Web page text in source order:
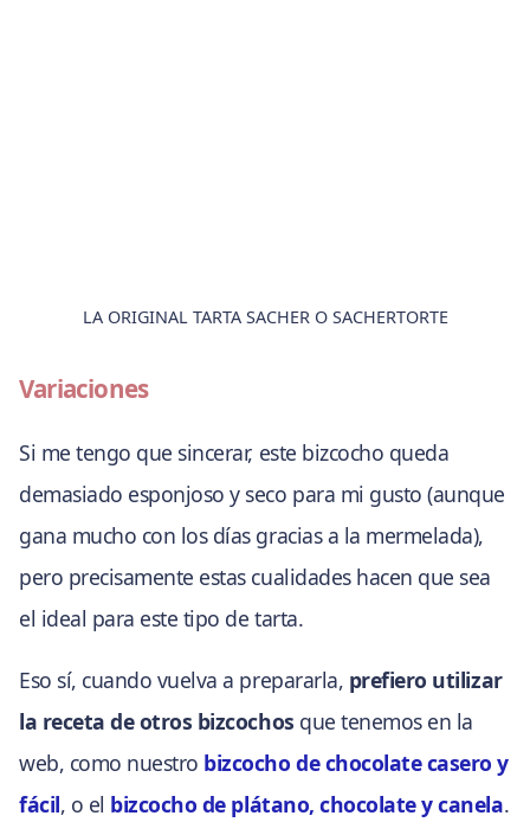
LA ORIGINAL TARTA SACHER O SACHERTORTE
Variaciones
Si me tengo que sincerar, este bizcocho queda
demasiado esponjoso y seco para mi gusto (aunque
gana mucho con los días gracias a la mermelada),
pero precisamente estas cualidades hacen que sea
el ideal para este tipo de tarta.
Eso sí, cuando vuelva a prepararla, prefiero utilizar
la receta de otros bizcochos que tenemos en la
web, como nuestro bizcocho de chocolate casero y
fácil, o el bizcocho de plátano, chocolate y canela.